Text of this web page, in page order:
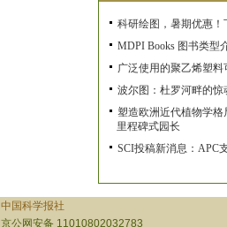
科研绘图，暑期优惠！
MDPI Books 图书类型
广泛使用的聚乙烯塑
波尔图：杜罗河畔的惊
塑造欧洲近代植物学格
里程碑式园长
SCI投稿新消息：APC
中国科学报社
京公网安备 11010802032783